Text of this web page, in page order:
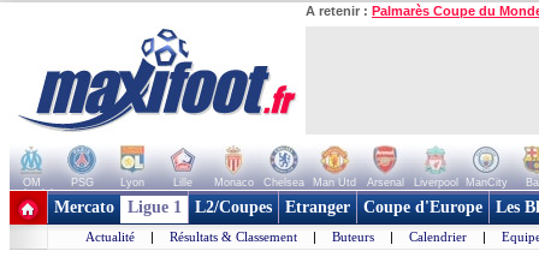
A retenir : Palmarès Coupe du
OM PSG Lyon Lille Monaco Chelsea Man Utd Arsenal Liverpool ManCity
+ de clubs
Mercato Ligue 1 L2/Coupes Etranger Coupe d'Europe Les
Actualité | Résultats & Classement | Buteurs | Calendrier |